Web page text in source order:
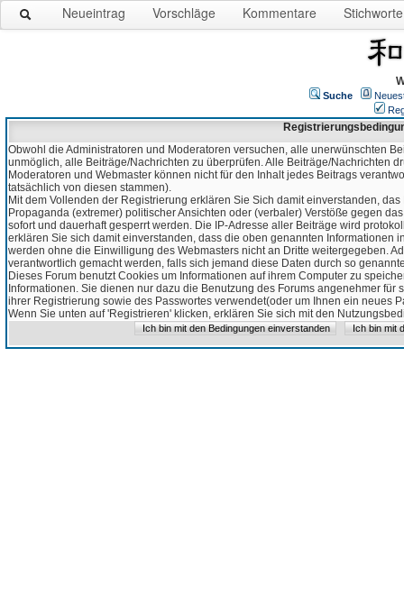
Neueintrag Vorschläge Kommentare Stichworte
Suche
Obwohl die Administratoren und Moderatoren versuchen, alle unerwünschten
unmöglich, alle Beiträge/Nachrichten zu überprüfen. Alle Beiträge/Nachrichten
Moderatoren und Webmaster können nicht für den Inhalt jedes Beitrags
tatsächlich von diesen stammen).
Mit dem Vollenden der Registrierung erklären Sie Sich damit einverstanden,
Propaganda (extremer) politischer Ansichten oder (verbaler) Verstöße gegen
sofort und dauerhaft gesperrt werden. Die IP-Adresse aller Beiträge wird
erklären Sie sich damit einverstanden, dass die oben genannten Informationen
werden ohne die Einwilligung des Webmasters nicht an Dritte weitergegeben.
verantwortlich gemacht werden, falls sich jemand diese Daten durch so
Dieses Forum benutzt Cookies um Informationen auf ihrem Computer zu
Informationen. Sie dienen nur dazu die Benutzung des Forums angenehmer
ihrer Registrierung sowie des Passwortes verwendet(oder um Ihnen ein neues
Wenn Sie unten auf 'Registrieren' klicken, erklären Sie sich mit den